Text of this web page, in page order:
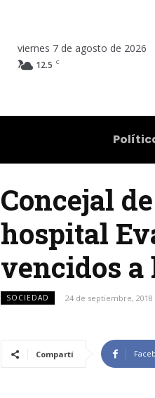
viernes 7 de agosto de 2026
12.5 C
Concejal
hospital
vencidos a
SOCIEDAD 24 de septiembre, 2018
Compartí